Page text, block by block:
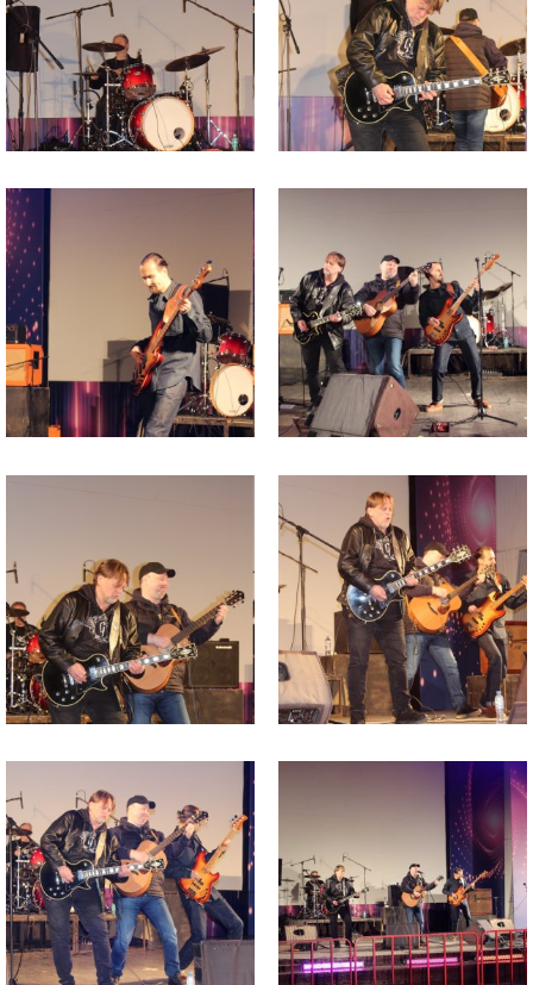
Файл
изображения
Файл
Файл
Файл
изображения
Файл
изображения
Файл